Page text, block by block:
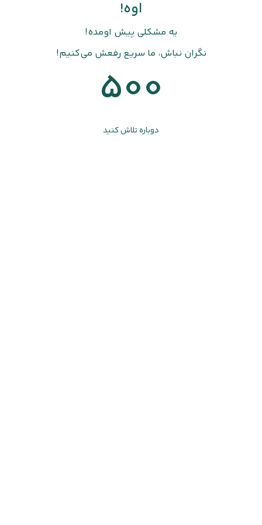
اوه!
یه مشکلی پیش اومده!
نگران نباش، ما سریع رفعش می‌کنیم!
500
دوباره تلاش کنید